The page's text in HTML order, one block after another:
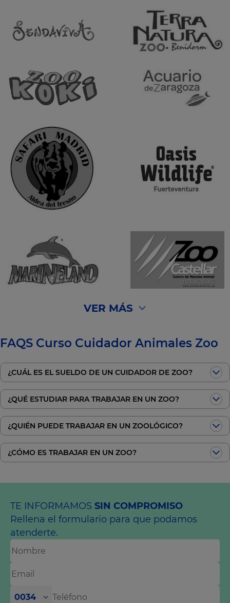
VER MÁS
FAQS Curso Cuidador Animales Zoo
¿CUÁL ES EL SUELDO DE UN CUIDADOR DE ZOO?
¿QUÉ ESTUDIAR PARA TRABAJAR EN UN ZOO?
¿QUIÉN PUEDE TRABAJAR EN UN ZOOLÓGICO?
¿CÓMO ES TRABAJAR EN UN ZOO?
TE INFORMAMOS SIN COMPROMISO
Rellena el formulario para que podamos
atenderte.
0034